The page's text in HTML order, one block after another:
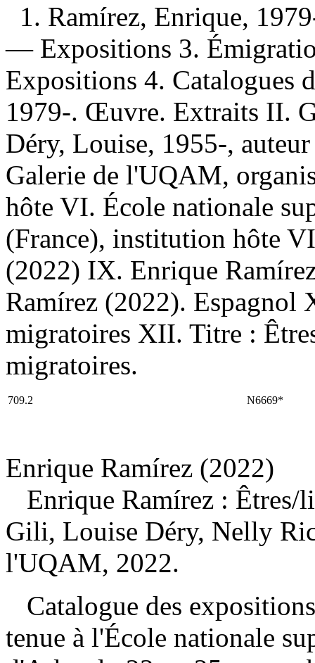
1. Ramírez, Enrique,
— Expositions 3.
Expositions 4. Catalogues
1979-. Œuvre. Extraits II.
Déry, Louise, 1955-,
Galerie de l'UQAM,
hôte VI. École nationale
(France), institution hôte
(2022) IX. Enrique
Ramírez (2022). Espagnol
migratoires XII. Titre :
migratoires.
709.2 N6669*
Enrique Ramírez (2022)
Enrique Ramírez : Êtres/
Gili, Louise Déry, Nelly
l'UQAM, 2022.
Catalogue des
tenue à l'École nationale